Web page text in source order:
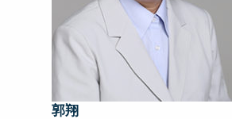
郭翔